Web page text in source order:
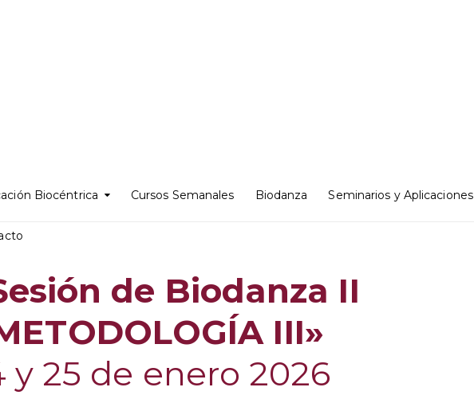
Biocéntrica Cursos Semanales Biodanza Seminarios y Aplicaciones
de Biodanza II
III»
y 25 de enero 2026